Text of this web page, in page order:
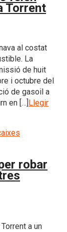
Torrent
al costat
La
de huit
i octubre del
de gasoil a
en […]Llegir
robar
a un